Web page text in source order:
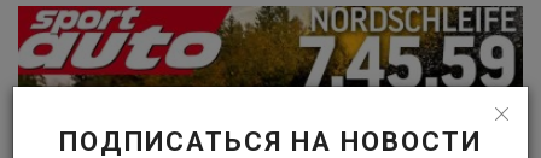
ПОДПИСАТЬСЯ НА НОВОСТИ